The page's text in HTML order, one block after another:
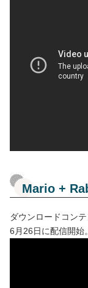
Mario +
ダウンロードコン
6月26日に配信開始。